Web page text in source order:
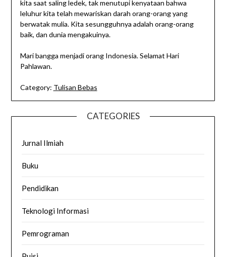
kita saat saling ledek, tak menutupi kenyataan bahwa
leluhur kita telah mewariskan darah orang-orang yang
berwatak mulia. Kita sesungguhnya adalah orang-orang
baik, dan dunia mengakuinya.
Mari bangga menjadi orang Indonesia. Selamat Hari
Pahlawan.
Category: Tulisan Bebas
CATEGORIES
Jurnal Ilmiah
Buku
Pendidikan
Teknologi Informasi
Pemrograman